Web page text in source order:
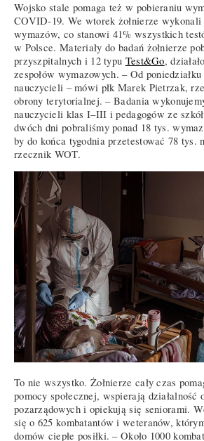
Wojsko stale pomaga też w pobieraniu
COVID-19. We wtorek żołnierze wykonali
wymazów, co stanowi 41% wszystkich
w Polsce. Materiały do badań żołnierze
przyszpitalnych i 12 typu Test&Go,
zespołów wymazowych. – Od
nauczycieli – mówi płk Marek Pietrzak,
obrony terytorialnej. – Badania
nauczycieli klas I–III i pedagogów ze
dwóch dni pobraliśmy ponad 18 tys.
by do końca tygodnia przetestować 78 tys.
rzecznik WOT.
To nie wszystko. Żołnierze cały czas
pomocy społecznej, wspierają działalność
pozarządowych i opiekują się seniorami.
się o 625 kombatantów i weteranów,
domów ciepłe posiłki. – Około 1000